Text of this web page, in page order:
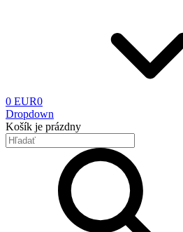
0 EUR0
Dropdown
Košík je prázdny